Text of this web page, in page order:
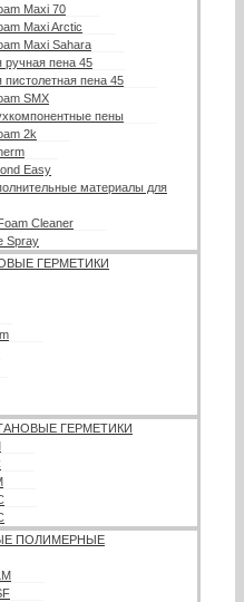
Maxi 70
Maxi Arctic
Maxi Sahara
ручная пена 45
пена 45
SMX
пены
2k
Easy
материалы для
Cleaner
Spray
ГЕРМЕТИКИ
ГЕРМЕТИКИ
ПОЛИМЕРНЫЕ